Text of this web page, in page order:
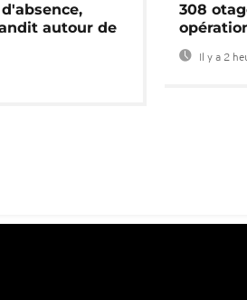
autour de
308
Il y a 2